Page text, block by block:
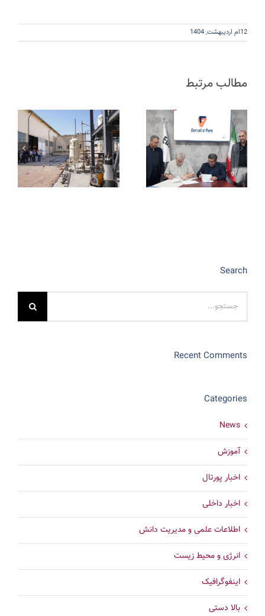
12ام اردیبهشت, 1404
مطالب مرتبط
Search
برای:
Recent Comments
Categories
News
آموزش
اخبار پورتال
اخبار داخلی
اطلاعات علمی و مدیریت دانش
انرژی و محیط زیست
اینفوگرافیک
بالا دستی